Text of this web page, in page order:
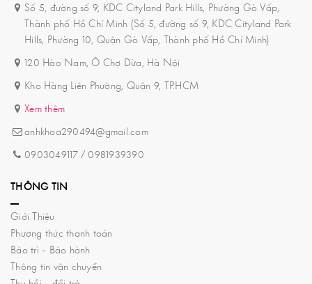
Số 5, đường số 9, KDC Cityland Park Hills, Phường Gò Vấp,
Thành phố Hồ Chí Minh (Số 5, đường số 9, KDC Cityland Park
Hills, Phường 10, Quận Gò Vấp, Thành phố Hồ Chí Minh)
120 Hào Nam, Ô Chợ Dừa, Hà Nội
Kho Hàng Liên Phường, Quận 9, TP.HCM
Xem thêm
anhkhoa290494@gmail.com
0903049117 / 0981939390
THÔNG TIN
Giới Thiệu
Phương thức thanh toán
Bảo trì - Bảo hành
Thông tin vận chuyển